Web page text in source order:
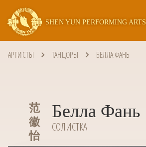
SHEN YUN PERFORMING ARTS
АРТИСТЫ ТАНЦОРЫ БЕЛЛА ФАНЬ
范
徽
怡
Белла Фань
СОЛИСТКА